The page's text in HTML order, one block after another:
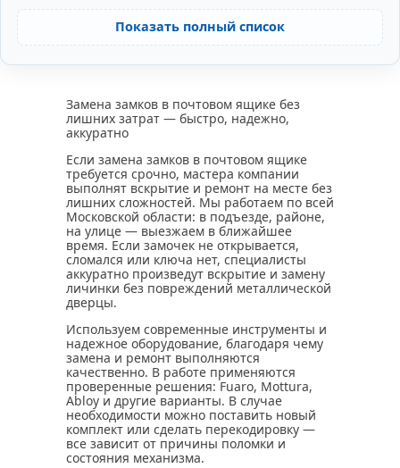
Показать полный список
Замена замков в почтовом ящике без
лишних затрат — быстро, надежно,
аккуратно
Если замена замков в почтовом ящике
требуется срочно, мастера компании
выполнят вскрытие и ремонт на месте без
лишних сложностей. Мы работаем по всей
Московской области: в подъезде, районе,
на улице — выезжаем в ближайшее
время. Если замочек не открывается,
сломался или ключа нет, специалисты
аккуратно произведут вскрытие и замену
личинки без повреждений металлической
дверцы.
Используем современные инструменты и
надежное оборудование, благодаря чему
замена и ремонт выполняются
качественно. В работе применяются
проверенные решения: Fuaro, Mottura,
Abloy и другие варианты. В случае
необходимости можно поставить новый
комплект или сделать перекодировку —
все зависит от причины поломки и
состояния механизма.